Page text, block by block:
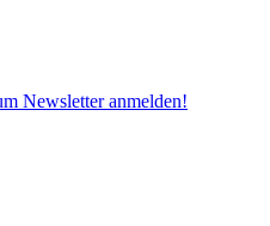
Newsletter anmelden!